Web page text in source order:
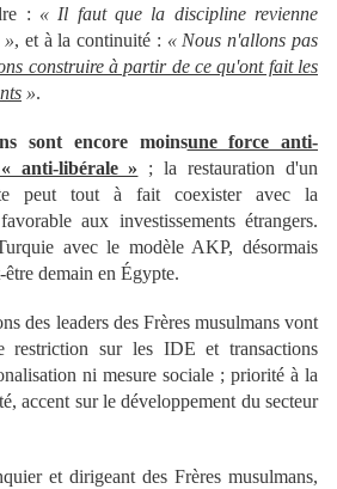
: « Il faut que la discipline revienne
», et à la continuité : « Nous n'allons pas
construire à partir de ce qu'ont fait les
».
sont encore moinsune force anti-
anti-libérale » ; la restauration d'un
peut tout à fait coexister avec la
aux investissements étrangers.
avec le modèle AKP, désormais
demain en Égypte.
des leaders des Frères musulmans vont
restriction sur les IDE et transactions
ni mesure sociale ; priorité à la
accent sur le développement du secteur
et dirigeant des Frères musulmans,